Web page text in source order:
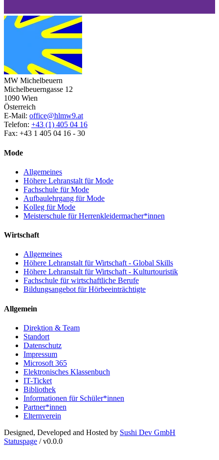
MW Michelbeuern
Michelbeuerngasse 12
1090 Wien
Österreich
E-Mail: office@hlmw9.at
Telefon: +43 (1) 405 04 16
Fax: +43 1 405 04 16 - 30
Mode
Allgemeines
Höhere Lehranstalt für Mode
Fachschule für Mode
Aufbaulehrgang für Mode
Kolleg für Mode
Meisterschule für Herrenkleidermacher*innen
Wirtschaft
Allgemeines
Höhere Lehranstalt für Wirtschaft - Global Skills
Höhere Lehranstalt für Wirtschaft - Kulturtouristik
Fachschule für wirtschaftliche Berufe
Bildungsangebot für Hörbeeinträchtigte
Allgemein
Direktion & Team
Standort
Datenschutz
Impressum
Microsoft 365
Elektronisches Klassenbuch
IT-Ticket
Bibliothek
Informationen für Schüler*innen
Partner*innen
Elternverein
Designed, Developed and Hosted by Sushi Dev GmbH
Statuspage / v0.0.0